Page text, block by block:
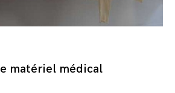
matériel médical